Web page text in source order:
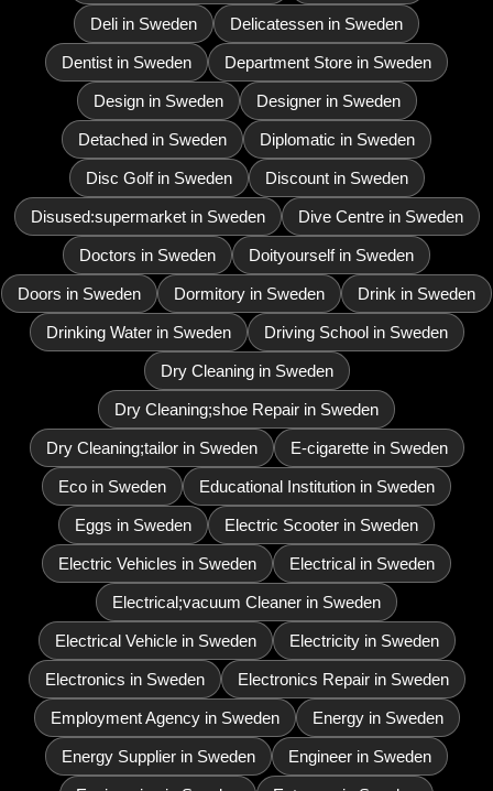
Deli in Sweden Delicatessen in Sweden
Dentist in Sweden Department Store in Sweden
Design in Sweden Designer in Sweden
Detached in Sweden Diplomatic in Sweden
Disc Golf in Sweden Discount in Sweden
Disused:supermarket in Sweden Dive Centre in Sweden
Doctors in Sweden Doityourself in Sweden
Doors in Sweden Dormitory in Sweden Drink in Sweden
Drinking Water in Sweden Driving School in Sweden
Dry Cleaning in Sweden
Dry Cleaning;shoe Repair in Sweden
Dry Cleaning;tailor in Sweden E-cigarette in Sweden
Eco in Sweden Educational Institution in Sweden
Eggs in Sweden Electric Scooter in Sweden
Electric Vehicles in Sweden Electrical in Sweden
Electrical;vacuum Cleaner in Sweden
Electrical Vehicle in Sweden Electricity in Sweden
Electronics in Sweden Electronics Repair in Sweden
Employment Agency in Sweden Energy in Sweden
Energy Supplier in Sweden Engineer in Sweden